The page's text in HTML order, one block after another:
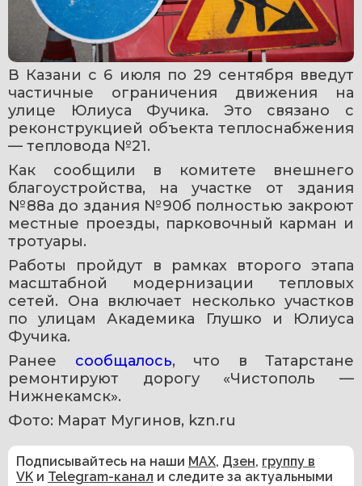
В Казани с 6 июля по 29 сентября введут
частичные ограничения движения на
улице Юлиуса Фучика. Это связано с
реконструкцией объекта теплоснабжения
— тепловода №21.
Как сообщили в комитете внешнего
благоустройства, на участке от здания
№88а до здания №90б полностью закроют
местные проезды, парковочный карман и
тротуары.
Работы пройдут в рамках второго этапа
масштабной модернизации тепловых
сетей. Она включает несколько участков
по улицам Академика Глушко и Юлиуса
Фучика.
Ранее сообщалось, что в Татарстане
ремонтируют дорогу «Чистополь —
Нижнекамск».
Фото: Марат Мугинов, kzn.ru
Подписывайтесь на наши MAX, Дзен, группу в
VK и Telegram-канал и следите за актуальными